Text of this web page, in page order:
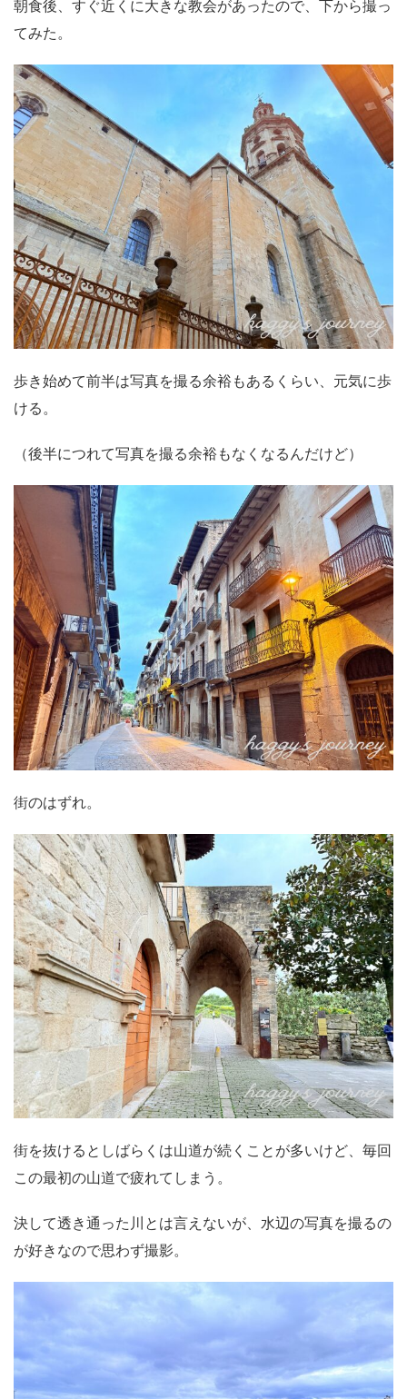
朝食後、すぐ近くに大きな教会があったので、下から撮っ
てみた。
歩き始めて前半は写真を撮る余裕もあるくらい、元気に歩
ける。
（後半につれて写真を撮る余裕もなくなるんだけど）
街のはずれ。
街を抜けるとしばらくは山道が続くことが多いけど、毎回
この最初の山道で疲れてしまう。
決して透き通った川とは言えないが、水辺の写真を撮るの
が好きなので思わず撮影。